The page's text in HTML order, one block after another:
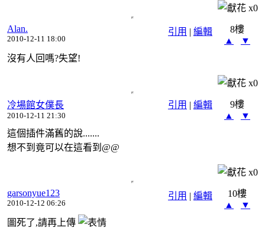
x0
引用 | 編輯
Alan.
2010-12-11 18:00
8樓
▲
▼
沒有人回嗎?失望!
x0
引用 | 編輯
冷場館女僕長
2010-12-11 21:30
9樓
▲
▼
這個插件滿舊的說.......
想不到竟可以在這看到@@
x0
引用 | 編輯
garsonyue123
2010-12-12 06:26
10樓
▲
▼
圖死了,請再上傳